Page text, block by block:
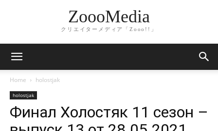
ZoooMedia
クリエイターメディア「Zooo!!」
Home holostjak
holostjak
Финал Холостяк 11 сезон –